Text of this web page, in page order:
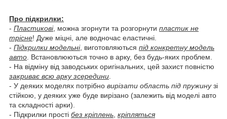
Про підкрилки:
- Пластикові, можна згорнути та розгорнути пластик не
трісне! Дуже міцні, але водночас еластичні.
- Підкрилки модельні, виготовляються під конкретну модель
авто . Встановлюються точно в арку, без будь-яких проблем.
- На відміну від заводських оригінальних, цей захист повністю
закриває всю арку зсередини
- У деяких моделях потрібно вирізати область під пружинузі
стійкою, у деяких уже буде вирізано (залежить від моделі авто
та складності арки).
- Підкрилки прості без кріплень кріпляться